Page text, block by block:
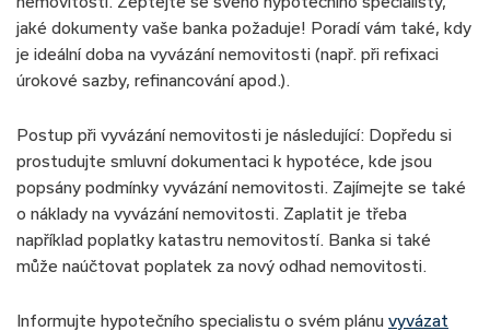
jaké dokumenty vaše banka požaduje! Poradí vám také, kdy
je ideální doba na vyvázání nemovitosti (např. při refixaci
úrokové sazby, refinancování apod.).
Postup při vyvázání nemovitosti je následující: Dopředu si
prostudujte smluvní dokumentaci k hypotéce, kde jsou
popsány podmínky vyvázání nemovitosti. Zajímejte se také
o náklady na vyvázání nemovitosti. Zaplatit je třeba
například poplatky katastru nemovitostí. Banka si také
může naúčtovat poplatek za nový odhad nemovitosti.
Informujte hypotečního specialistu o svém plánu vyvázat